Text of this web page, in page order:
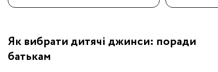
Як вибрати дитячі джинси: поради
батькам